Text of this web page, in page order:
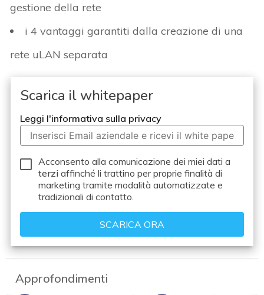
gestione della rete
i 4 vantaggi garantiti dalla creazione di una
rete uLAN separata
Scarica il whitepaper
Leggi l'informativa sulla privacy
Acconsento alla comunicazione dei miei dati a
terzi affinché li trattino per proprie finalità di
marketing tramite modalità automatizzate e
tradizionali di contatto.
Approfondimenti